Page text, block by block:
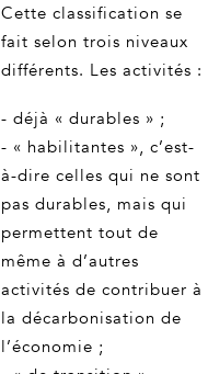
Cette classification se
fait selon trois niveaux
différents. Les activités :
- déjà « durables » ;
- « habilitantes », c’est-
à-dire celles qui ne sont
pas durables, mais qui
permettent tout de
même à d’autres
activités de contribuer à
la décarbonisation de
l’économie ;